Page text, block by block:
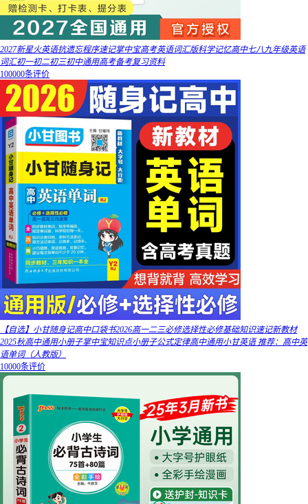
2027新星火英语抗遗忘程序速记掌中宝高考英语词汇版科学记忆高中七八九年级英语
词汇初一初二初三初中通用高考备考复习资料
100000条评价
【自选】小甘随身记高中口袋书2026高一二三必修选择性必修基础知识速记新教材
2025秋高中通用小册子掌中宝知识点小册子公式定律高中通用小甘英语 推荐：高中英
语单词（人教版）
10000条评价